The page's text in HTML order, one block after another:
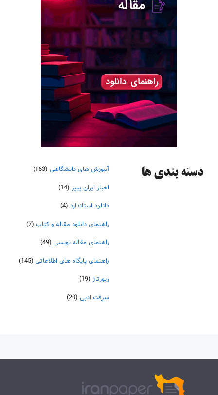
دسته‌ بندی ها آموزش های دانشگاهی (163)
اخبار ایران پیپر (14)
دانلود استاندارد (4)
راهنمای دانلود مقاله و کتاب (7)
راهنمای مقاله نویسی (49)
راهنمای پایگاه های اطلاعاتی (145)
رپورتاژ (19)
سرقت ادبی (20)